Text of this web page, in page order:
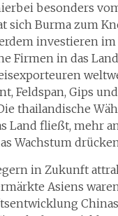
besonders
sich Burma zum
investieren im
Firmen in das
Feldspan, Gips
thailandische
Land fließt, mehr
Wachstum
in Zukunft
Asiens